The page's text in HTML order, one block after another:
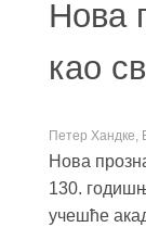
Нова
као
Петер Хандке,
Нова
130.
учешће